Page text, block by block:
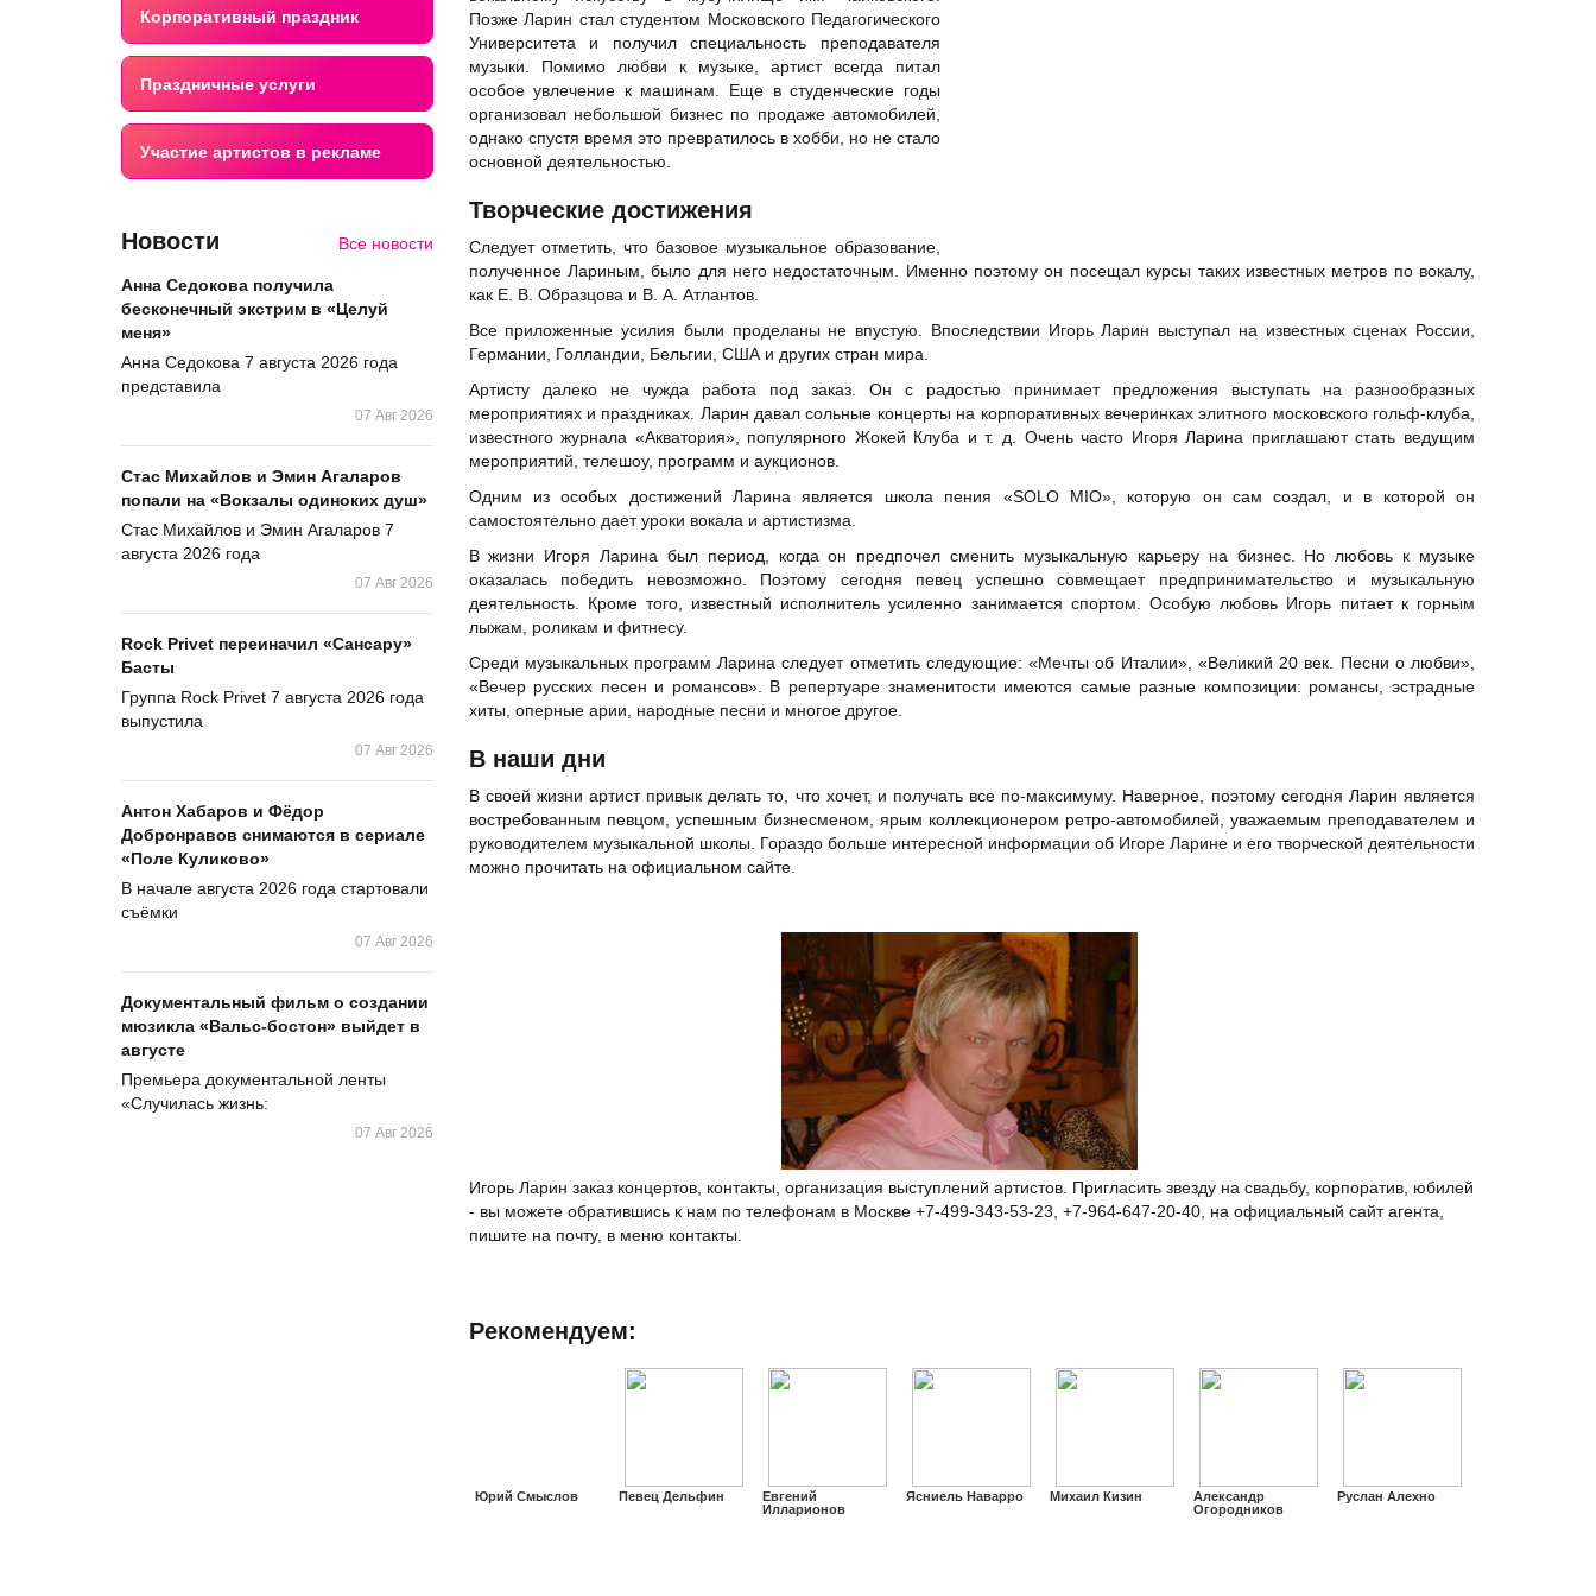
Корпоративный праздник
Праздничные услуги
Участие артистов в рекламе
Новости Все новости
Анна Седокова получила
бесконечный экстрим в «Целуй
меня»
Анна Седокова 7 августа 2026 года
представила
07 Авг 2026
Стас Михайлов и Эмин Агаларов
попали на «Вокзалы одиноких душ»
Стас Михайлов и Эмин Агаларов 7
августа 2026 года
07 Авг 2026
Rock Privet переиначил «Сансару»
Басты
Группа Rock Privet 7 августа 2026 года
выпустила
07 Авг 2026
Антон Хабаров и Фёдор
Добронравов снимаются в сериале
«Поле Куликово»
В начале августа 2026 года стартовали
съёмки
07 Авг 2026
Документальный фильм о создании
мюзикла «Вальс-бостон» выйдет в
августе
Премьера документальной ленты
«Случилась жизнь:
07 Авг 2026
Позже Ларин стал студентом Московского Педагогического
Университета и получил специальность преподавателя
музыки. Помимо любви к музыке, артист всегда питал
особое увлечение к машинам. Еще в студенческие годы
организовал небольшой бизнес по продаже автомобилей,
однако спустя время это превратилось в хобби, но не стало
основной деятельностью.
Творческие достижения
Следует отметить, что базовое музыкальное образование,
полученное Лариным, было для него недостаточным. Именно поэтому он посещал курсы таких известных метров по вокалу,
как Е. В. Образцова и В. А. Атлантов.
Все приложенные усилия были проделаны не впустую. Впоследствии Игорь Ларин выступал на известных сценах России,
Германии, Голландии, Бельгии, США и других стран мира.
Артисту далеко не чужда работа под заказ. Он с радостью принимает предложения выступать на разнообразных
мероприятиях и праздниках. Ларин давал сольные концерты на корпоративных вечеринках элитного московского гольф-клуба,
известного журнала «Акватория», популярного Жокей Клуба и т. д. Очень часто Игоря Ларина приглашают стать ведущим
мероприятий, телешоу, программ и аукционов.
Одним из особых достижений Ларина является школа пения «SOLO MIO», которую он сам создал, и в которой он
самостоятельно дает уроки вокала и артистизма.
В жизни Игоря Ларина был период, когда он предпочел сменить музыкальную карьеру на бизнес. Но любовь к музыке
оказалась победить невозможно. Поэтому сегодня певец успешно совмещает предпринимательство и музыкальную
деятельность. Кроме того, известный исполнитель усиленно занимается спортом. Особую любовь Игорь питает к горным
лыжам, роликам и фитнесу.
Среди музыкальных программ Ларина следует отметить следующие: «Мечты об Италии», «Великий 20 век. Песни о любви»,
«Вечер русских песен и романсов». В репертуаре знаменитости имеются самые разные композиции: романсы, эстрадные
хиты, оперные арии, народные песни и многое другое.
В наши дни
В своей жизни артист привык делать то, что хочет, и получать все по-максимуму. Наверное, поэтому сегодня Ларин является
востребованным певцом, успешным бизнесменом, ярым коллекционером ретро-автомобилей, уважаемым преподавателем и
руководителем музыкальной школы. Гораздо больше интересной информации об Игоре Ларине и его творческой деятельности
можно прочитать на официальном сайте.
Игорь Ларин заказ концертов, контакты, организация выступлений артистов. Пригласить звезду на свадьбу, корпоратив, юбилей
- вы можете обратившись к нам по телефонам в Москве +7-499-343-53-23, +7-964-647-20-40, на официальный сайт агента,
пишите на почту, в меню контакты.
Рекомендуем:
Юрий Смыслов Певец Дельфин
Евгений
Илларионов
Ясниель Наварро Михаил Кизин
Александр
Огородников
Руслан Алехно